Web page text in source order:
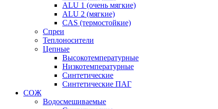
ALU 1 (очень мягкие)
ALU 2 (мягкие)
CAS (термостойкие)
Спреи
Теплоносители
Цепные
Высокотемпературные
Низкотемпературные
Синтетические
Синтетические ПАГ
СОЖ
Водосмешиваемые